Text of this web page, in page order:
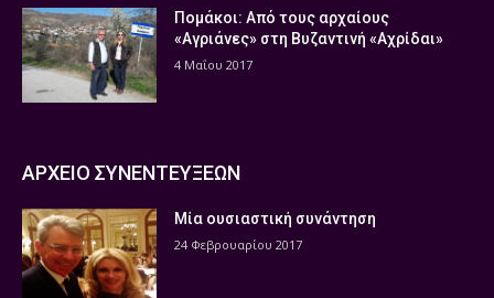
Πομάκοι: Από τους αρχαίους
«Αγριάνες» στη Βυζαντινή «Αχρίδαι»
4 Μαΐου 2017
ΑΡΧΕΙΟ ΣΥΝΕΝΤΕΥΞΕΩΝ
Μία ουσιαστική συνάντηση
24 Φεβρουαρίου 2017